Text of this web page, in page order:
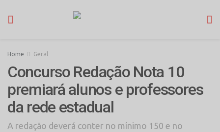
Home Geral
Concurso Redação Nota 10
premiará alunos e professores
da rede estadual
A redação deverá conter no mínimo 150 e no